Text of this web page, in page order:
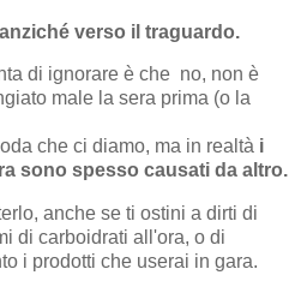
verso il traguardo.
di ignorare è che no, non è
male la sera prima (o la
che ci diamo, ma in realtà i
sono spesso causati da altro.
anche se ti ostini a dirti di
di carboidrati all'ora, o di
i prodotti che userai in gara.